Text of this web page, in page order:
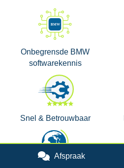
Onbegrensde BMW
softwarekennis
Snel & Betrouwbaar
Afspraak